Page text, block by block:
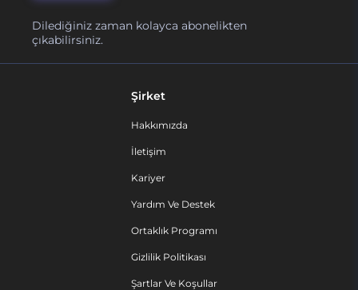
Dilediğiniz zaman kolayca abonelikten
çıkabilirsiniz.
Şirket
Hakkımızda
İletişim
Kariyer
Yardım Ve Destek
Ortaklık Programı
Gizlilik Politikası
Şartlar Ve Koşullar